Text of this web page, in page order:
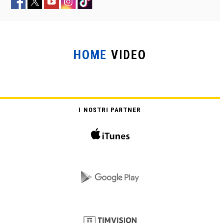
HOME VIDEO
I NOSTRI PARTNER